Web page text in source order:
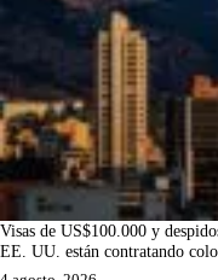
Visas de US$100.000 y
EE. UU. están contratando